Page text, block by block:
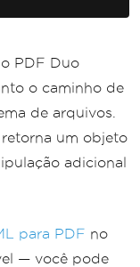
PDF Duo
o caminho de
de arquivos.
um objeto
adicional
para PDF no
— você pode